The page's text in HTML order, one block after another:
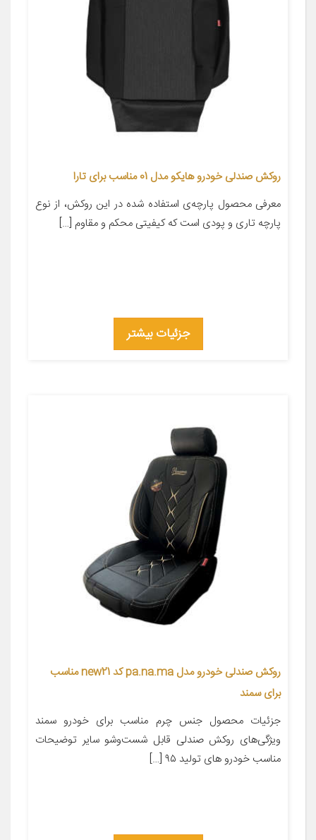
روکش صندلی خودرو هایکو مدل 01 مناسب برای تارا
معرفی محصول پارچه‌ی استفاده شده در این روکش، از نوع
پارچه تاری و پودی است که کیفیتی محکم و مقاوم […]
جزئیات بیشتر
روکش صندلی خودرو مدل pa.na.ma کد new21 مناسب
برای سمند
جزئیات محصول جنس چرم مناسب برای خودرو سمند
ویژگی‌های روکش صندلی قابل شست‌وشو سایر توضیحات
مناسب خودرو های تولید ۹۵ […]